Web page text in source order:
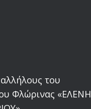
του
Φλώρινας «ΕΛΕΝΗ